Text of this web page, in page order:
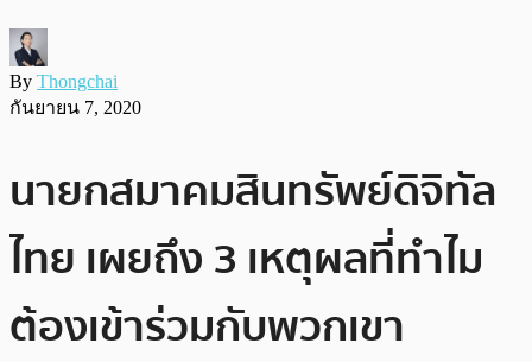
By Thongchai
กันยายน 7, 2020
นายกสมาคมสินทรัพย์ดิจิทัล
ไทย เผยถึง 3 เหตุผลที่ทำไม
ต้องเข้าร่วมกับพวกเขา